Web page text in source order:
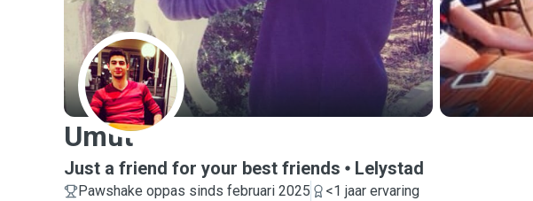
U
Umut
Just a friend for your best friends Lelystad
Pawshake oppas sinds februari 2025
<1 jaar ervaring